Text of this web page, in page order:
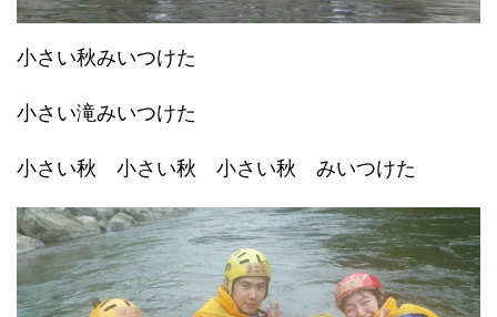
小さい秋みいつけた
小さい滝みいつけた
小さい秋 小さい秋 小さい秋 みいつけた